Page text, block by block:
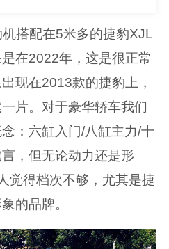
搭配在5米多的捷豹XJL
在2022年，这是很正常
现在2013款的捷豹上，
片。对于豪华轿车我们
：六缸入门/八缸主力/十
，但无论动力还是形
觉得档次不够，尤其是捷
的品牌。